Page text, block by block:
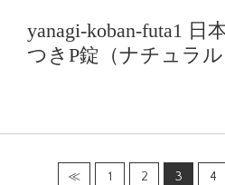
yanagi-koban-futa1 日
つきP錠（ナチュラル
≪ 1 2 3 4